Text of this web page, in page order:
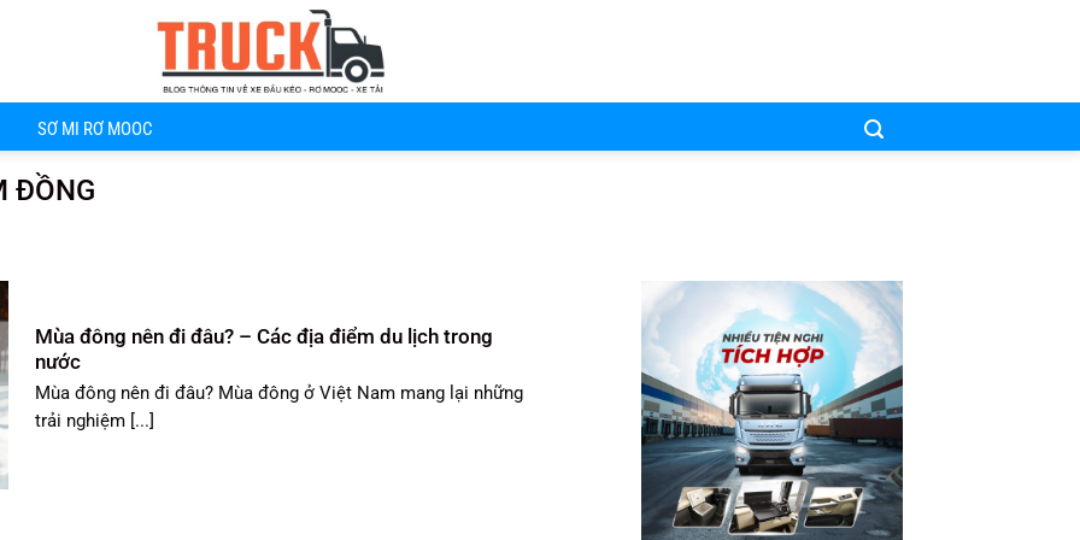
SƠ MI RƠ MOOC
ĐỒNG
Mùa đông nên đi đâu? – Các địa điểm du lịch trong
nước
Mùa đông nên đi đâu? Mùa đông ở Việt Nam mang lại những
trải nghiệm [...]